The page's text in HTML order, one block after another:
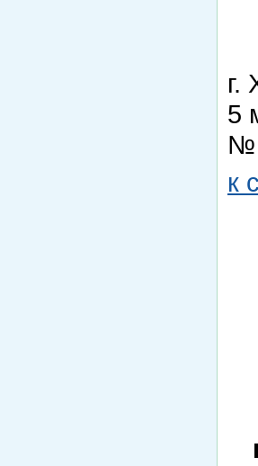
г.
5
№
к